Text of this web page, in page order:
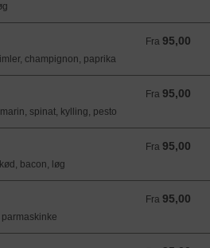
Fra 95,00
Fra 95,00 DKK
champignon, paprika
Fra 95,00
Fra 95,00 DKK
spinat, kylling, pesto
Fra 95,00
Fra 95,00 DKK
bacon, løg
Fra 95,00
Fra 95,00 DKK